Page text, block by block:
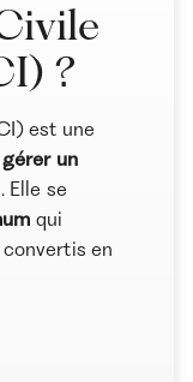
succession
dans
privée.
sélection
marché, dans
?
est une
gérer un
. Elle se
qui
en